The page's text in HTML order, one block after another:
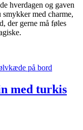
hverdagen og gaven
med charme,
der gerne må føles
med turkis